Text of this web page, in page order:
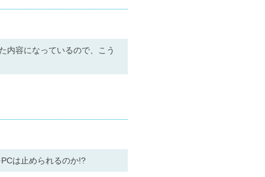
内容になっているので、こう
は止められるのか!?